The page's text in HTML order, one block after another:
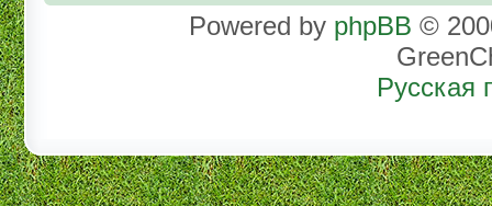
Powered by phpBB ©
Русская